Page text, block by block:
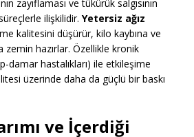
zayıflaması ve tükürük salgısının
ilişkilidir. Yetersiz ağız
kalitesini düşürür, kilo kaybına ve
zemin hazırlar. Özellikle kronik
damar hastalıkları) ile etkileşime
üzerinde daha da güçlü bir baskı
ve İçerdiği